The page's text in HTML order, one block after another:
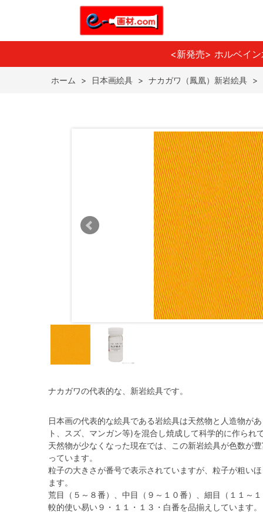
<新発売> ホルベイ
ホーム > 日本画絵具 > ナカガワ（鳳凰）新岩絵具 >
ナカガワの代表的な、新岩絵具です。
日本画の代表的な絵具である岩絵具は天然物と人造物が
ト、スズ、マンガン等)を混合し焼成して科学的に作られ
天然物が少なくなった現在では、この新岩絵具が色数が
っています。
粒子の大きさが番号で表示されていますが、粒子が粗い
ます。
荒目（５～８番）、中目（９～１０番）、細目（１１～
較的使い易い９・１１・１３・白番を品揃えしています。